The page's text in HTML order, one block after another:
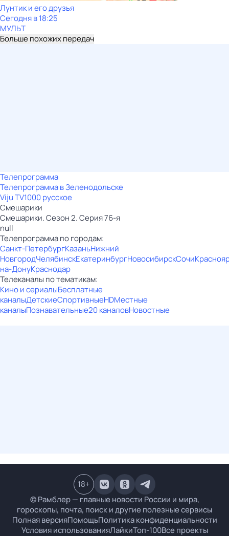
Лунтик и его друзья
Сегодня в 18:25
МУЛЬТ
Больше похожих передач
Телепрограмма
Телепрограмма в Зеленодольске
Viju TV1000 русское
Смешарики
Смешарики. Сезон 2. Серия 76-я
null
Телепрограмма по городам:
Санкт-ПетербургКазаньНижний
НовгородЧелябинскЕкатеринбургНовосибирскСочи
на-ДонуКраснодар
Телеканалы по тематикам:
Кино и сериалыБесплатные
каналыДетскиеСпортивныеHDМестные
каналыПознавательные20 каналовНовостные
© Рамблер — главные новости России и мира,
гороскопы, почта, поиск и другие полезные сервисы
Полная версияПомощьПолитика конфиденциальности
Условия использованияЛайкиТоп-100Все проекты
18+